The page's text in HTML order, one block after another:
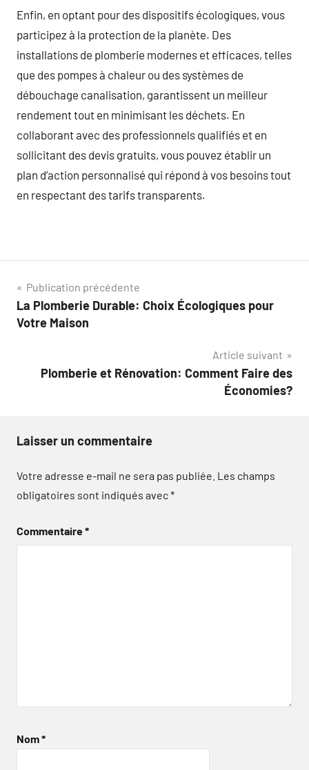
Enfin, en optant pour des dispositifs écologiques, vous
participez à la protection de la planète. Des
installations de plomberie modernes et efficaces, telles
que des pompes à chaleur ou des systèmes de
débouchage canalisation, garantissent un meilleur
rendement tout en minimisant les déchets. En
collaborant avec des professionnels qualifiés et en
sollicitant des devis gratuits, vous pouvez établir un
plan d’action personnalisé qui répond à vos besoins tout
en respectant des tarifs transparents.
Navigation
de
Publication précédente
La Plomberie Durable: Choix Écologiques pour
Votre Maison
Article suivant
Plomberie et Rénovation: Comment Faire des
Économies?
Laisser un commentaire
Votre adresse e-mail ne sera pas publiée. Les champs
obligatoires sont indiqués avec*
Commentaire*
Nom*